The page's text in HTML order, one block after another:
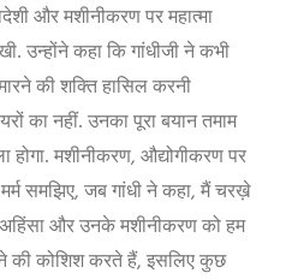
और मशीनीकरण पर महात्मा
उन्होंने कहा कि गांधीजी ने कभी
की शक्ति हासिल करनी
का नहीं. उनका पूरा बयान तमाम
होगा. मशीनीकरण, औद्योगीकरण पर
समझिए, जब गांधी ने कहा, मैं चरख़े
और उनके मशीनीकरण को हम
की कोशिश करते हैं, इसलिए कुछ